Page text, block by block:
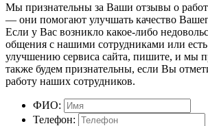
Мы признательны за Ваши отзывы о
— они помогают улучшать качество
Если у Вас возникло какое-либо
общения с нашими сотрудниками или
улучшению сервиса сайта, пишите, и
также будем признательны, если Вы
работу наших сотрудников.
ФИО:
Телефон: